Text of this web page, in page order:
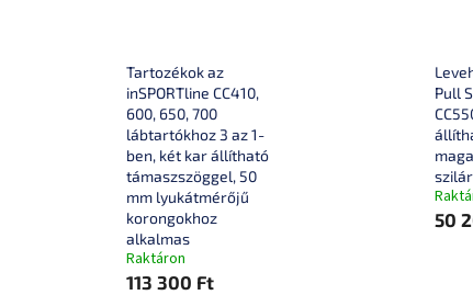
Tartozékok az
inSPORTline CC410,
600, 650, 700
lábtartókhoz 3 az 1-
ben, két kar állítható
támaszszöggel, 50
mm lyukátmérőjű
korongokhoz
alkalmas
Raktáron
113 300 Ft
Pull
50